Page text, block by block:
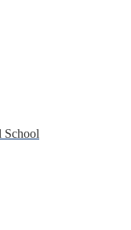
School